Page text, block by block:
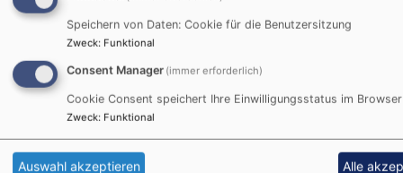
Speichern von Daten: Cookie für die Benutzersitzung
Zweck: Funktional
Consent Manager (immer erforderlich)
Cookie Consent speichert Ihre Einwilligungsstatus im Browser
Zweck: Funktional
Auswahl akzeptieren Alle